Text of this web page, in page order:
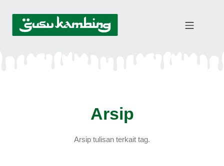
Arsip
Arsip tulisan terkait tag.